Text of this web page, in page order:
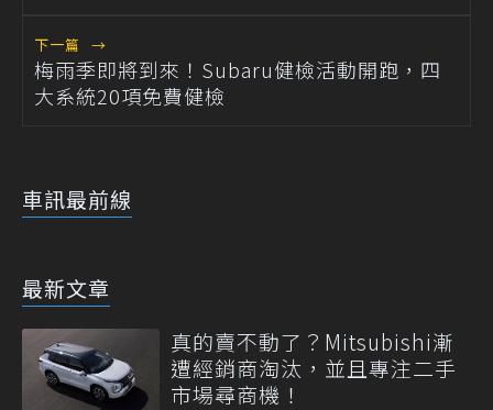
下一篇 →
梅雨季即將到來！Subaru健檢活動開跑，四
大系統20項免費健檢
車訊最前線
最新文章
真的賣不動了？Mitsubishi漸
遭經銷商淘汰，並且專注二手
市場尋商機！